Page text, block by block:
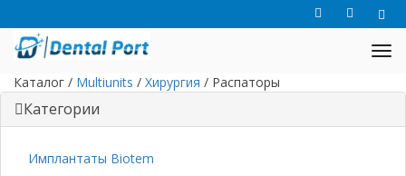
Каталог / Multiunits / Хирургия / Распаторы
Категории
Имплантаты Biotem